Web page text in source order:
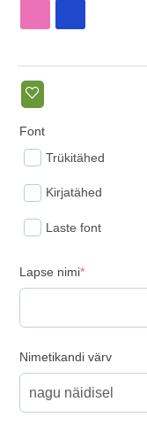
Font
Trükitähed
Kirjatähed
Laste font
Lapse nimi*(required)
Nimetikandi värv